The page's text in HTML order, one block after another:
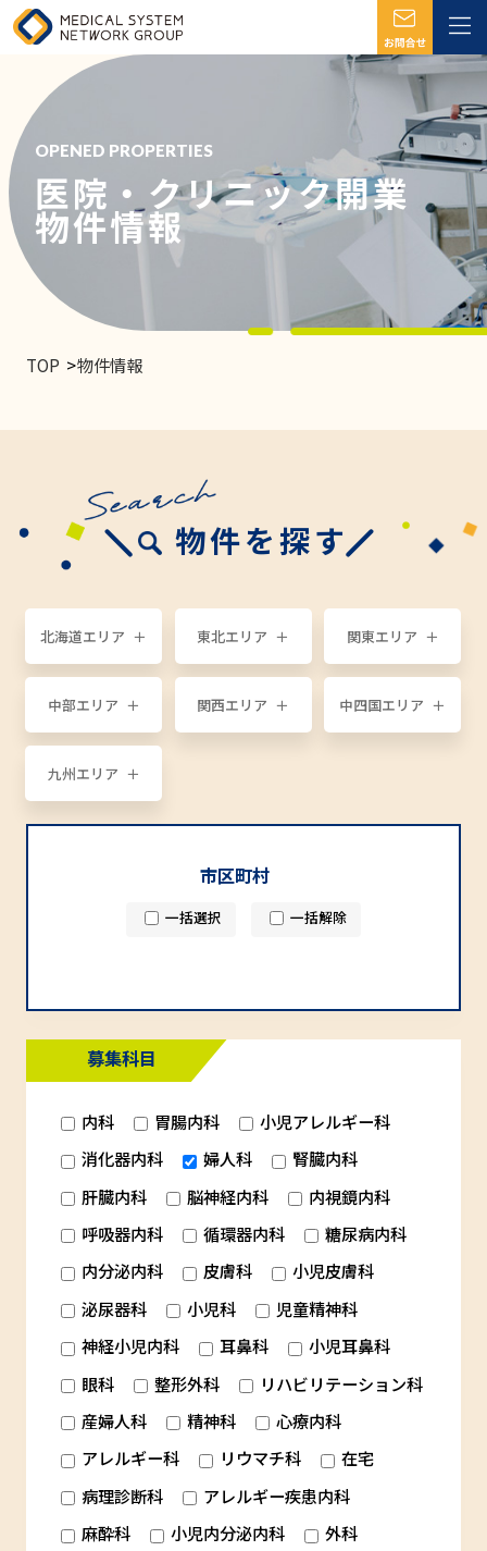
OPENED PROPERTIES
医院・クリニック開業
物件情報
TOP 物件情報
物件を探す
北海道エリア 東北エリア 関東エリア
中部エリア 関西エリア 中四国エリア
九州エリア
市区町村
一括選択 一括解除
募集科目
内科 胃腸内科
小児アレルギー科
消化器内科
婦人科
腎臓内科
肝臓内科
脳神経内科
内視鏡内科
呼吸器内科
循環器内科
糖尿病内科
内分泌内科
皮膚科
小児皮膚科
泌尿器科
小児科
児童精神科
神経小児内科
耳鼻科
小児耳鼻科
眼科
整形外科
リハビリテーション科
産婦人科
精神科
心療内科
アレルギー科
リウマチ科
在宅
病理診断科
アレルギー疾患内科
麻酔科
小児内分泌内科
外科